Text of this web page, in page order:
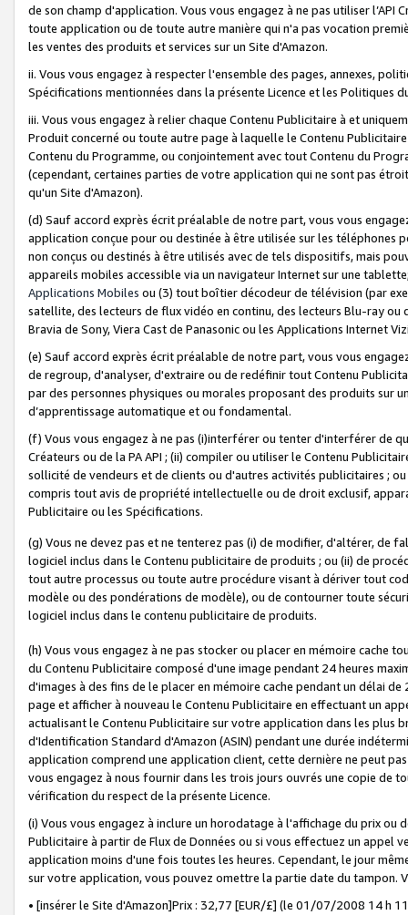
de son champ d'application. Vous vous engagez à ne pas utiliser l’API
toute application ou de toute autre manière qui n'a pas vocation
les ventes des produits et services sur un Site d'Amazon.
ii. Vous vous engagez à respecter l'ensemble des pages, annexes,
Spécifications mentionnées dans la présente Licence et les Politiques
iii. Vous vous engagez à relier chaque Contenu Publicitaire à et
Produit concerné ou toute autre page à laquelle le Contenu
Contenu du Programme, ou conjointement avec tout Contenu du
(cependant, certaines parties de votre application qui ne sont pas
qu'un Site d'Amazon).
(d) Sauf accord exprès écrit préalable de notre part, vous vous
application conçue pour ou destinée à être utilisée sur les téléphones
non conçus ou destinés à être utilisés avec de tels dispositifs, mais
appareils mobiles accessible via un navigateur Internet sur une
Applications Mobiles ou (3) tout boîtier décodeur de télévision (par
satellite, des lecteurs de flux vidéo en continu, des lecteurs Blu-ray
Bravia de Sony, Viera Cast de Panasonic ou les Applications Internet
(e) Sauf accord exprès écrit préalable de notre part, vous vous
de regroup, d'analyser, d'extraire ou de redéfinir tout Contenu
par des personnes physiques ou morales proposant des produits sur
d’apprentissage automatique et ou fondamental.
(f) Vous vous engagez à ne pas (i)interférer ou tenter d'interférer de
Créateurs ou de la PA API ; (ii) compiler ou utiliser le Contenu
sollicité de vendeurs et de clients ou d'autres activités publicitaires ;
compris tout avis de propriété intellectuelle ou de droit exclusif,
Publicitaire ou les Spécifications.
(g) Vous ne devez pas et ne tenterez pas (i) de modifier, d'altérer, de
logiciel inclus dans le Contenu publicitaire de produits ; ou (ii) de
tout autre processus ou toute autre procédure visant à dériver tout
modèle ou des pondérations de modèle), ou de contourner toute
logiciel inclus dans le contenu publicitaire de produits.
(h) Vous vous engagez à ne pas stocker ou placer en mémoire cache
du Contenu Publicitaire composé d'une image pendant 24 heures
d'images à des fins de le placer en mémoire cache pendant un délai
page et afficher à nouveau le Contenu Publicitaire en effectuant un
actualisant le Contenu Publicitaire sur votre application dans les plus
d'Identification Standard d'Amazon (ASIN) pendant une durée
application comprend une application client, cette dernière ne peut
vous engagez à nous fournir dans les trois jours ouvrés une copie de
vérification du respect de la présente Licence.
(i) Vous vous engagez à inclure un horodatage à l'affichage du prix
Publicitaire à partir de Flux de Données ou si vous effectuez un appel
application moins d'une fois toutes les heures. Cependant, le jour
sur votre application, vous pouvez omettre la partie date du tampon.
• [insérer le Site d'Amazon]Prix : 32,77 [EUR/£] (le 01/07/2008 14 h